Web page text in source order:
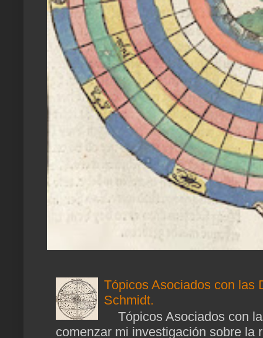
Tópicos Asociados con las
Schmidt.
Tópicos Asociados con
comenzar mi investigación sobre la